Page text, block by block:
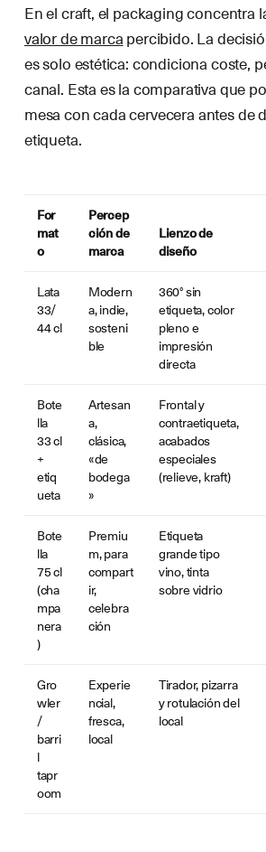
En el craft, el packaging concentra
valor de marcapercibido. La
es solo estética: condiciona coste,
canal. Esta es la comparativa que
mesa con cada cervecera antes de
etiqueta.
For
mat
o
Percep
ción de
marca
Lienzo de
diseño
Lata
33/
44 cl
Modern
a, indie,
sosteni
ble
360° sin
etiqueta, color
pleno e
impresión
directa
Bote
lla
33 cl
+
etiq
ueta
Artesan
a,
clásica,
«de
bodega
»
Frontal y
contraetiqueta,
acabados
especiales
(relieve, kraft)
Bote
lla
75 cl
(cha
mpa
nera
)
Premiu
m, para
compart
ir,
celebra
ción
Etiqueta
grande tipo
vino, tinta
sobre vidrio
Gro
wler
/
barri
l
tapr
oom
Experie
ncial,
fresca,
local
Tirador, pizarra
y rotulación del
local